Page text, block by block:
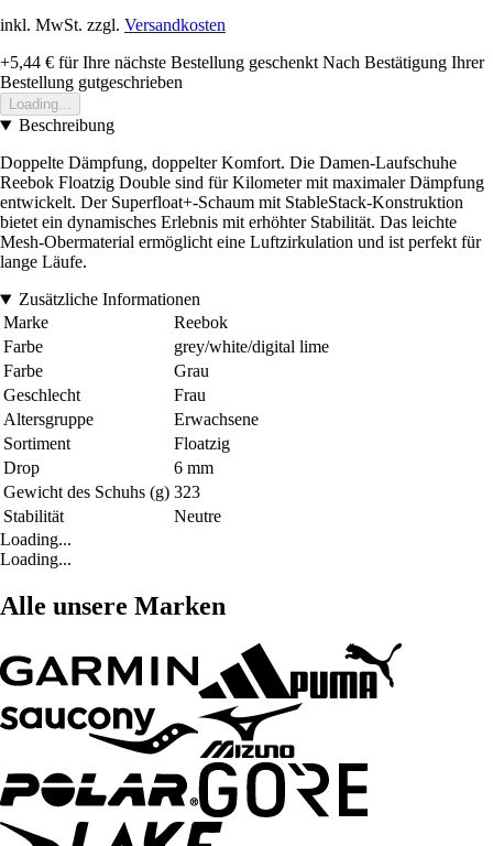
inkl. MwSt. zzgl. Versandkosten
+5,44 € für Ihre nächste Bestellung geschenkt Nach Bestätigung Ihrer
Bestellung gutgeschrieben
Loading...
Beschreibung
Doppelte Dämpfung, doppelter Komfort. Die Damen-Laufschuhe
Reebok Floatzig Double sind für Kilometer mit maximaler Dämpfung
entwickelt. Der Superfloat+-Schaum mit StableStack-Konstruktion
bietet ein dynamisches Erlebnis mit erhöhter Stabilität. Das leichte
Mesh-Obermaterial ermöglicht eine Luftzirkulation und ist perfekt für
lange Läufe.
Zusätzliche Informationen
Marke
Reebok
Farbe
grey/white/digital lime
Farbe
Grau
Geschlecht
Frau
Altersgruppe
Erwachsene
Sortiment
Floatzig
Drop
6 mm
Gewicht des Schuhs (g) 323
Stabilität
Neutre
Loading...
Loading...
Alle unsere Marken